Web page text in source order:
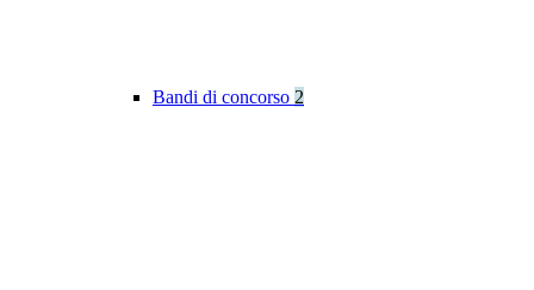
Bandi di concorso 2